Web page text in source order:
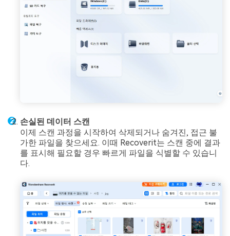
손실된 데이터 스캔
이제 스캔 과정을 시작하여 삭제되거나 숨겨진, 접근 불
가한 파일을 찾으세요. 이때 Recoverit는 스캔 중에 결과
를 표시해 필요할 경우 빠르게 파일을 식별할 수 있습니
다.